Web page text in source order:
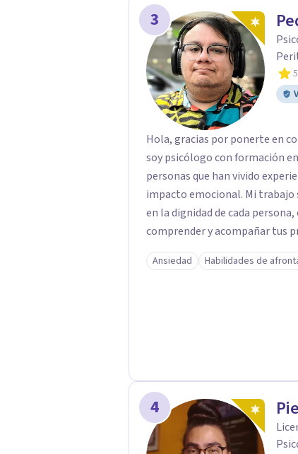
3
5
Hola, gracias por ponerte en
soy psicólogo con formación
personas que han vivido
impacto emocional. Mi trabajo se basa en un enfoque respetuoso, ético y centrado
en la dignidad de cada
comprender y acompañar tus
firmemente en la importancia
bienestar, la autonomía y el sentido de vida. Será un
Ansiedad Habilidades de
4